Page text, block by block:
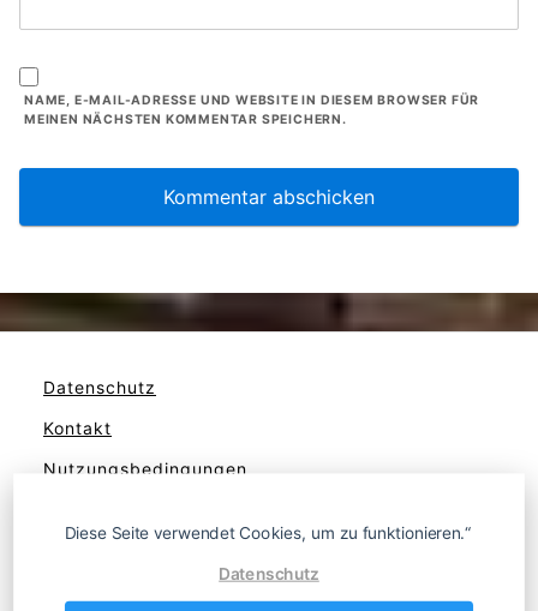
NAME, E-MAIL-ADRESSE UND WEBSITE IN DIESEM BROWSER FÜR
MEINEN NÄCHSTEN KOMMENTAR SPEICHERN.
Datenschutz
Kontakt
Nutzungsbedingungen
Diese Seite verwendet Cookies, um zu funktionieren.“
Datenschutz